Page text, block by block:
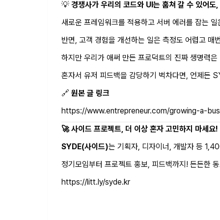
💡 경쟁사가 우리의 코드와 UI는 훔쳐 갈 수 있어
새로운 프레임워크를 적용하고 서버 에러를 잡는
반면, 고객 경험을 개선하는 일은 측정도 어렵고 매
하지만 우리가 애써 만든 프로덕트의 진짜 생명력
혼자서 유저 피드백을 감당하기 벅차다면, 언제든
🔗 원본 글 링크
https://www.entrepreneur.com/growing-a-
🚀 사이드 프로젝트, 더 이상 혼자 고민하지 마세요!
SYDE(사이드)는 기획자, 디자이너, 개발자 등
정기모임부터 프로젝트 홍보, 피드백까지! 든든한
https://litt.ly/syde.kr